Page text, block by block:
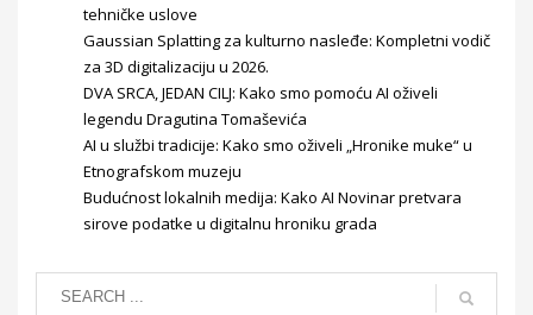
tehničke uslove
Gaussian Splatting za kulturno nasleđe: Kompletni vodič
za 3D digitalizaciju u 2026.
DVA SRCA, JEDAN CILJ: Kako smo pomoću AI oživeli
legendu Dragutina Tomaševića
AI u službi tradicije: Kako smo oživeli „Hronike muke“ u
Etnografskom muzeju
Budućnost lokalnih medija: Kako AI Novinar pretvara
sirove podatke u digitalnu hroniku grada